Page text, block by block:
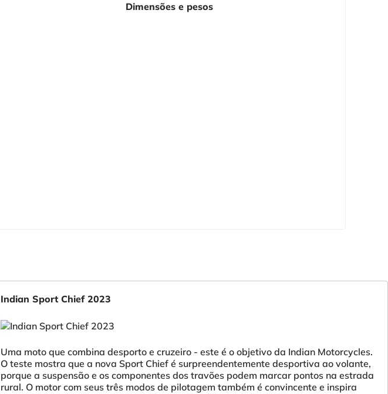
Dimensões e pesos
Indian Sport Chief 2023
Uma moto que combina desporto e cruzeiro - este é o objetivo da Indian Motorcycles.
O teste mostra que a nova Sport Chief é surpreendentemente desportiva ao volante,
porque a suspensão e os componentes dos travões podem marcar pontos na estrada
rural. O motor com seus três modos de pilotagem também é convincente e inspira